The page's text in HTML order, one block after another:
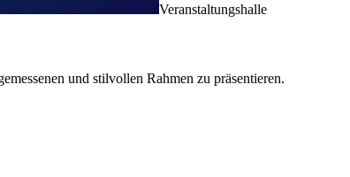
Veranstaltungshalle
und stilvollen Rahmen zu präsentieren.